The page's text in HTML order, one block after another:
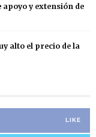
y extensión de
alto el precio de la
LIKE